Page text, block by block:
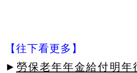
【往下看更多】
► 勞保老年年金給付明年